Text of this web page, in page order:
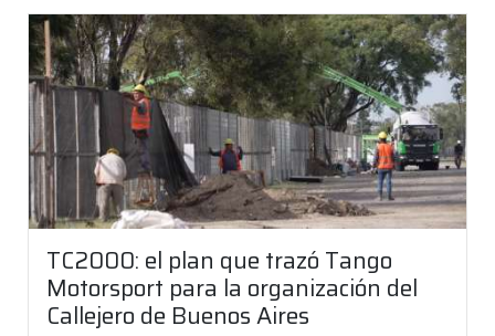
TC2000: el plan que trazó Tango
Motorsport para la organización del
Callejero de Buenos Aires